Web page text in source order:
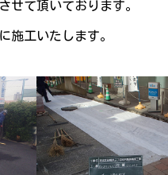
せて頂いております。
施工いたします。